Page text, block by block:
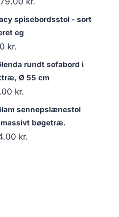
spisebordsstol - sort
eg
kr.
rundt sofabord i
Ø 55 cm
kr.
sennepslænestol
bøgetræ.
kr.